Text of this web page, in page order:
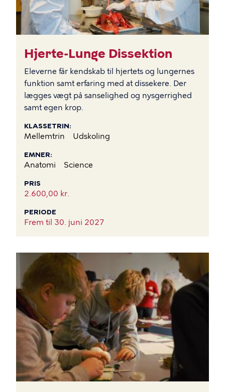
Hjerte-Lunge Dissektion
Eleverne får kendskab til hjertets og lungernes
funktion samt erfaring med at dissekere. Der
lægges vægt på sanselighed og nysgerrighed
samt egen krop.
KLASSETRIN
Mellemtrin Udskoling
EMNER
Anatomi Science
PRIS
2.600,00 kr.
PERIODE
Frem til 30. juni 2027
BILLEDE